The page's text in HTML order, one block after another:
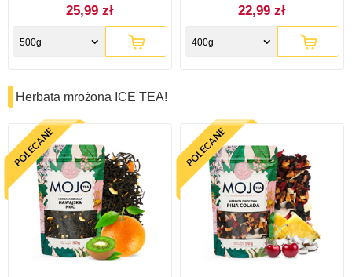
25,99 zł
500g
22,99 zł
400g
Herbata mrożona ICE TEA!